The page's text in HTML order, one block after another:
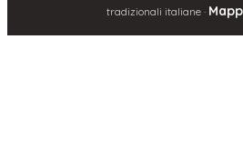
tradizionali italiane ·